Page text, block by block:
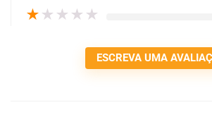
★ ★ ★ ★ ★
ESCREVA UMA